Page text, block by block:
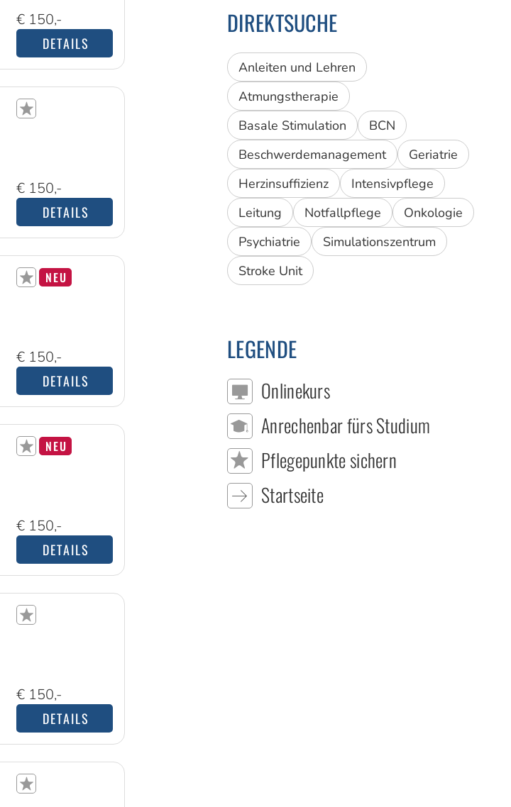
€ 150,-
DETAILS
€ 150,-
DETAILS
NEU
€ 150,-
DETAILS
NEU
€ 150,-
DETAILS
€ 150,-
DETAILS
DIREKTSUCHE
Anleiten und Lehren
Atmungstherapie
Basale Stimulation
BCN
Beschwerdemanagement
Geriatrie
Herzinsuffizienz
Intensivpflege
Leitung
Notfallpflege
Onkologie
Psychiatrie
Simulationszentrum
Stroke Unit
LEGENDE
Onlinekurs
Anrechenbar fürs Studium
Pflegepunkte sichern
Startseite